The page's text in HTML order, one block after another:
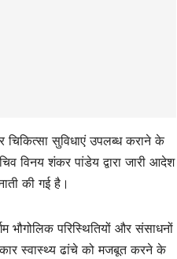
सुविधाएं उपलब्ध कराने के
विनय शंकर पांडेय द्वारा जारी आदेश
की गई है।
भौगोलिक परिस्थितियों और संसाधनों
स्वास्थ्य ढांचे को मजबूत करने के